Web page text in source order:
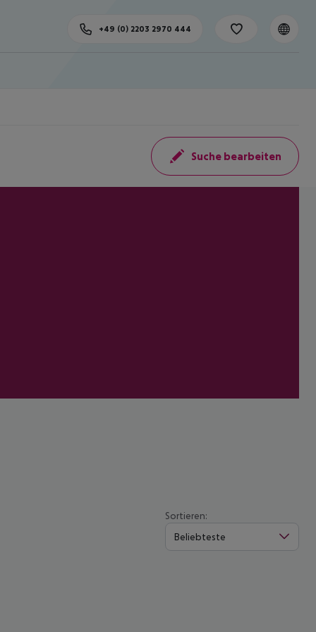
+49 (0) 2203 2970 444
Suche bearbeiten
Sortieren:
Beliebteste